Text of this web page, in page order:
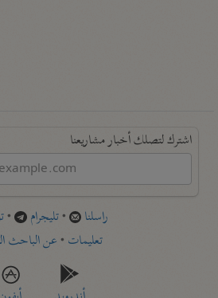
اشترك لتصلك أخبار مشاريعنا
راسلنا •تليجرام •
تعليمات •عن الباحث